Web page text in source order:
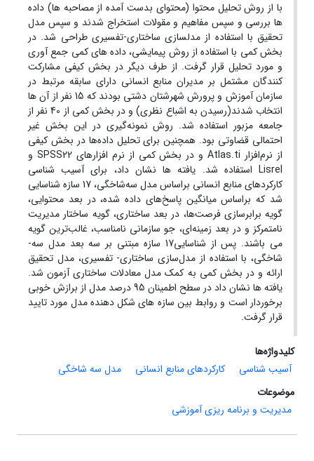
با از روش تحلیل محتوا (محتوای بدست آمده از مصاحبه ها) داده
ها بررسی و سپس مفاهیم و مقولات استخراج شدند و سپس مدل
تحقیق با استفاده از مدلسازی ساختاری-تفسیری طراحی شد. در
بخش کمی با استفاده از روش پیمایشی، داده های کمی جمع آوری
و مورد تحلیل قرار گرفت. از طرف دیگر در بخش کیفی مشارکت
کنندگان مشتمل بر مدیران منابع انسانی دارای سابقه مرتبط در
سازمان آموزش و پرورش شهرشتان دشتی بودند که 15 نفر از آن ها
انتخاب شدند(رسیدن به اشباع نظری) و در بخش کمی از 40 نفر از
جامعه مزبور استفاده شد. روش نمونه‌گیری در این بخش غیر
احتمالی قضاوتی بود. همچنین برای تحلیل داده‌ها در بخش کیفی
از نرم‌افزار Atlas.ti و در بخش کمی از نرم افزارهای SPSS22 و
Lisrel استفاده شد. یافته ها نشان داد، برای آسیب شناسی
کارکردهای منابع انسانی براساس مدل سه‌شاخگی، 17 سازه شناسایی
شد که براساس میانگین پاسخ‌های داده شده، در بعد محتوایی،
گویه برابرسازی فرصت‌ها، در بعد ساختاری، گویه ساختار مدیریت
نامتمرکز و در بعد زمینه‌ای، جو سازمانی نامناسب، غالب‌ترین گویه
می باشند. پس از شناسایی17 سازه مبتنی بر سه بعد مدل سه-
شاخگی، با استفاده از مدل‌سازی ساختاری- تفسیری، مدل تحقیق
ارائه و در بخش کمی به کمک مدل معادلات ساختاری آزمون شد.
یافته ها نشان داد در سطح اطمینان 95 درصد مدل از برازش خوبی
برخوردار است و روابط بین سازه های شکل دهنده مدل مورد تایید
قرار گرفت.
کلیدواژه‌ها
آسیب شناسی
کارکردهای منابع انسانی
مدل سه شاخگی
موضوعات
مدیریت و برنامه ریزی آموزشی